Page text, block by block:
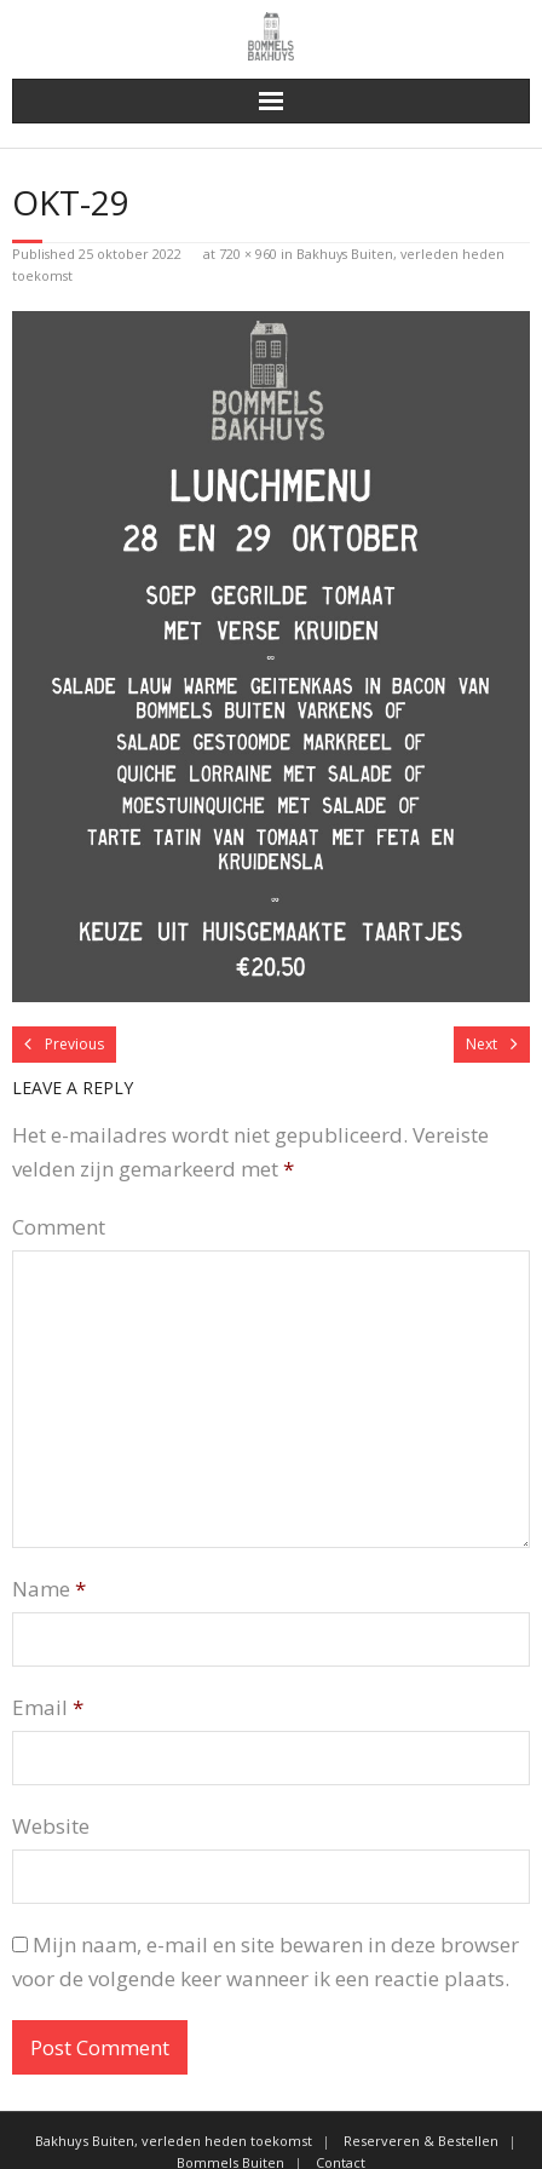
Bakhuys Buiten, verleden heden toekomst
Reserveren & Bestellen
Bommels Buiten
OKT-29
Published 25 oktober 2022 at 720 × 960 in Bakhuys Buiten, verleden heden
toekomst
Previous Next
LEAVE A REPLY
Het e-mailadres wordt niet gepubliceerd. Vereiste
velden zijn gemarkeerd met*
Comment
Name *
Email *
Website
Mijn naam, e-mail en site bewaren in deze browser
voor de volgende keer wanneer ik een reactie plaats.
Bakhuys Buiten, verleden heden toekomst
Reserveren & Bestellen
Bommels Buiten
Contact